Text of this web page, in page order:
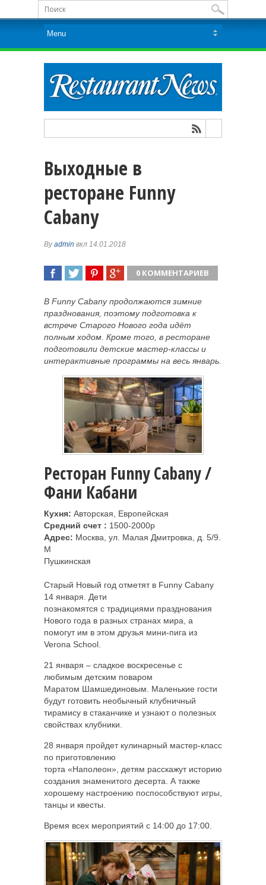
Выходные в
ресторане Funny
Cabany
Byadmin вкл 14.01.2018
0 КОММЕНТАРИЕВ
В Funny Cabany продолжаются зимние
празднования, поэтому подготовка к
встрече Старого Нового года идёт
полным ходом. Кроме того, в ресторане
подготовили детские мастер-классы и
интерактивные программы на весь январь.
Ресторан Funny Cabany /
Фани Кабани
Кухня: Авторская, Европейская
Средний счет : 1500-2000р
Адрес: Москва, ул. Малая Дмитровка, д. 5/9.
M
Пушкинская
Старый Новый год отметят в Funny Cabany
14 января. Дети
познакомятся с традициями празднования
Нового года в разных странах мира, а
помогут им в этом друзья мини-пига из
Verona School.
21 января – сладкое воскресенье с
любимым детским поваром
Маратом Шамшединовым. Маленькие гости
будут готовить необычный клубничный
тирамису в стаканчике и узнают о полезных
свойствах клубники.
28 января пройдет кулинарный мастер-класс
по приготовлению
торта «Наполеон», детям расскажут историю
создания знаменитого десерта. А также
хорошему настроению поспособствуют игры,
танцы и квесты.
Время всех мероприятий с 14:00 до 17:00.